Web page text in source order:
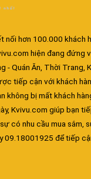
nối hơn 100.000 khách
hiện đang đứng
- Quán Ăn, Thời Trang,
tiếp cận với khách
không bị mất khách
Kvivu.com giúp bạn
có nhu cầu mua sắm,
09.18001925 để tiếp